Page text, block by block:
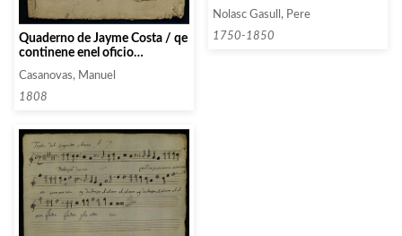
Quaderno de Jayme Costa / qe
continene enel oficio
1818 / Soy de Jose Callis
Casanovas, Manuel
1808
Nolasc Gasull, Pere
1750-1850